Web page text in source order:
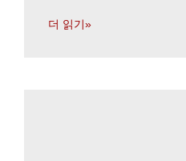
더 읽기»